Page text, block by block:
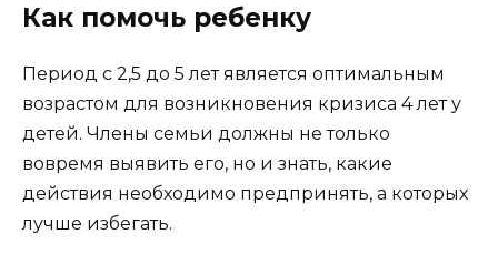
Как помочь ребенку
Период с 2,5 до 5 лет является оптимальным
возрастом для возникновения кризиса 4 лет у
детей. Члены семьи должны не только
вовремя выявить его, но и знать, какие
действия необходимо предпринять, а которых
лучше избегать.